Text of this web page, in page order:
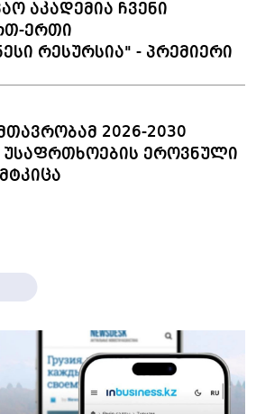
აკადემია ჩვენი
ერთი
რესურსია" - პრემიერი
2026-2030
უსაფრთხოების ეროვნული